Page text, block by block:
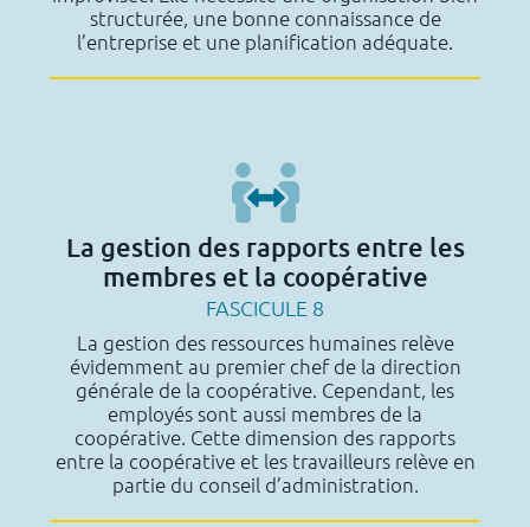
structurée, une bonne connaissance de
l’entreprise et une planification adéquate.
La gestion des rapports entre les
membres et la coopérative
FASCICULE 8
La gestion des ressources humaines relève
évidemment au premier chef de la direction
générale de la coopérative. Cependant, les
employés sont aussi membres de la
coopérative. Cette dimension des rapports
entre la coopérative et les travailleurs relève en
partie du conseil d’administration.